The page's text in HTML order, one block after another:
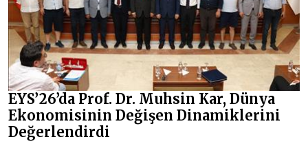
EYS’26’da Prof. Dr. Muhsin Kar, Dünya
Ekonomisinin Değişen Dinamiklerini
Değerlendirdi